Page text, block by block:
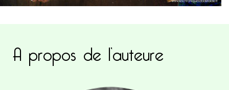
A propos de l’auteure